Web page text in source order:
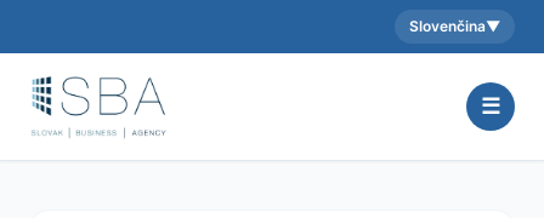
Aktuálny jazyk:
Slovenčina▼
☰